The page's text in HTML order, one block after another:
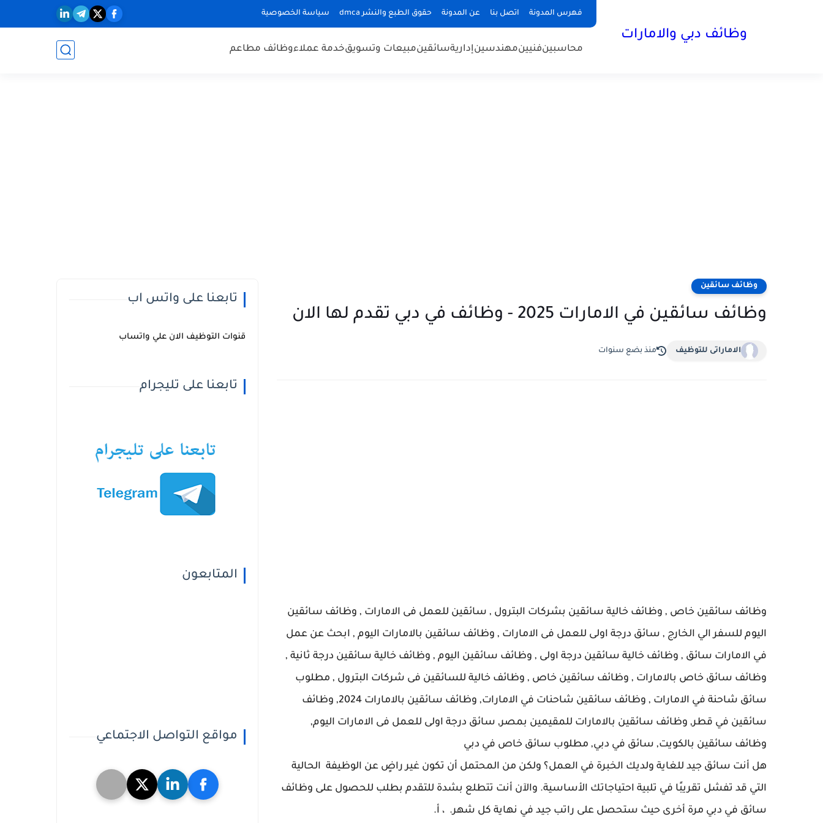
فهرس المدونة اتصل بنا عن المدونة حقوق الطبع والنشر dmca سياسة الخصوصية
وظائف دبي والامارات
محاسبينفنيينمهندسينإداريةسائقينمبيعات وتسويقخدمة عملاءوظائف مطاعم
وظائف سائقين
وظائف سائقين في الامارات 2025 - وظائف في دبي تقدم لها الان
الاماراتى للتوظيف منذ بضع سنوات
وظائف سائقين خاص , وظائف خالية سائقين بشركات البترول , سائقين للعمل فى الامارات , وظائف سائقين
اليوم للسفر الي الخارج , سائق درجة اولى للعمل فى الامارات , وظائف سائقين بالامارات اليوم , ابحث عن عمل
في الامارات سائق , وظائف خالية سائقين درجة اولى , وظائف سائقين اليوم , وظائف خالية سائقين درجة ثانية ,
وظائف سائق خاص بالامارات , وظائف سائقين خاص , وظائف خالية للسائقين فى شركات البترول , مطلوب
سائق شاحنة في الامارات , وظائف سائقين شاحنات في الامارات, وظائف سائقين بالامارات 2024, وظائف
سائقين في قطر, وظائف سائقين بالامارات للمقيمين بمصر, سائق درجة اولى للعمل فى الامارات اليوم,
وظائف سائقين بالكويت, سائق في دبي, مطلوب سائق خاص في دبي
هل أنت سائق جيد للغاية ولديك الخبرة في العمل؟ ولكن من المحتمل أن تكون غير راضٍ عن الوظيفة الحالية
التي قد تفشل تقريبًا في تلبية احتياجاتك الأساسية. والآن أنت تتطلع بشدة للتقدم بطلب للحصول على وظائف
سائق في دبي مرة أخرى حيث ستحصل على راتب جيد في نهاية كل شهر. ، أ.
تابعنا على واتس اب
قنوات التوظيف الان علي واتساب
تابعنا على تليجرام
المتابعون
مواقع التواصل الاجتماعي